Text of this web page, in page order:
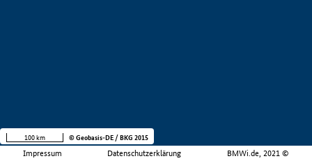
Impressum Datenschutzerklärung BMWi.de, 2021 ©
100 km © Geobasis-DE / BKG 2015